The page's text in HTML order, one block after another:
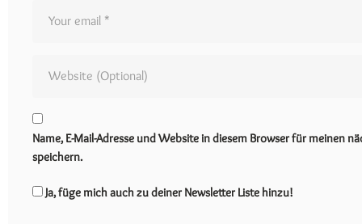
Name, E-Mail-Adresse und Website in diesem Browser für meinen
speichern.
Ja, füge mich auch zu deiner Newsletter Liste hinzu!